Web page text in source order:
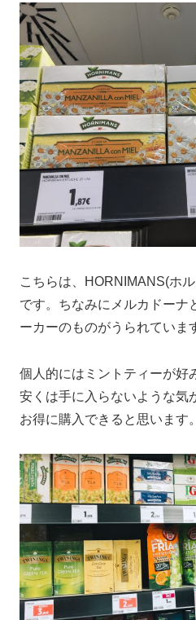
こちらは、HORNIMANS(ホ
です。ちなみにメルカドーナ
ーカーのものがうられていま
個人的にはミントティーが好
安くは手に入らないような気
お得に購入できると思います。